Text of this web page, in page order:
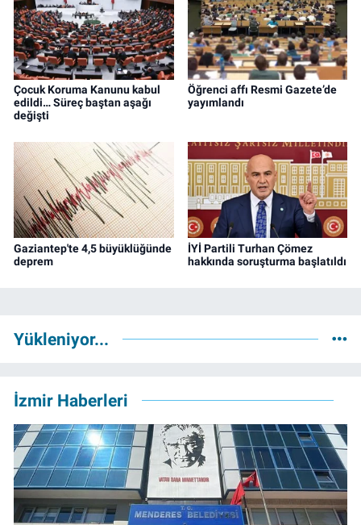
Çocuk Koruma Kanunu kabul
edildi… Süreç baştan aşağı
değişti
Öğrenci affı Resmi Gazete’de
yayımlandı
Gaziantep'te 4,5 büyüklüğünde
deprem
İYİ Partili Turhan Çömez
hakkında soruşturma başlatıldı
Yükleniyor...
İzmir Haberleri